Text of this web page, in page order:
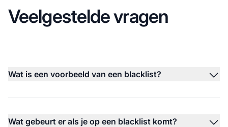
Veelgestelde vragen
Wat is een voorbeeld van een blacklist?
Wat gebeurt er als je op een blacklist komt?